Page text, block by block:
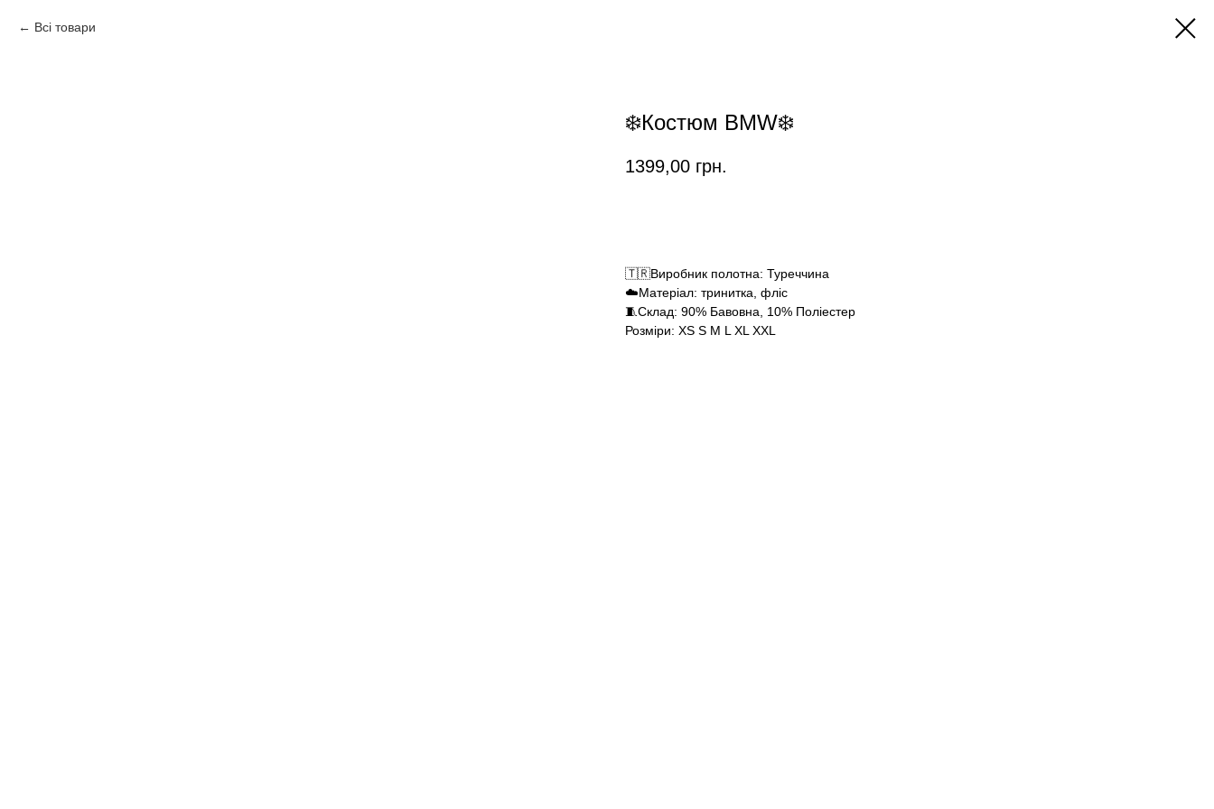
Всі товари
❄️Костюм BMW❄️
1399,00 грн.
🇹🇷Виробник полотна: Туреччина
☁️Матеріал: тринитка, фліс
🧵Склад: 90% Бавовна, 10% Поліестер
Розміри: XS S M L XL XXL